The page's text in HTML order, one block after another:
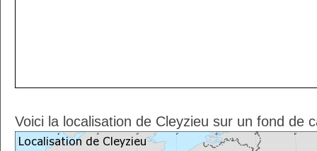
Voici la localisation de Cleyzieu sur un fond de